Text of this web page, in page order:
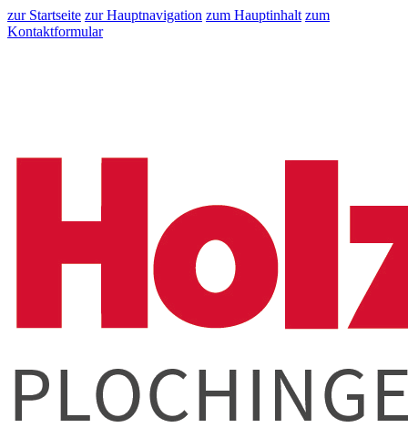
zur Startseite zur Hauptnavigation zum Hauptinhalt zum
Kontaktformular